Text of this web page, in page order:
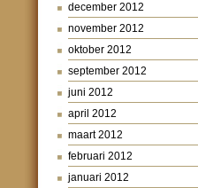
december 2012
november 2012
oktober 2012
september 2012
juni 2012
april 2012
maart 2012
februari 2012
januari 2012